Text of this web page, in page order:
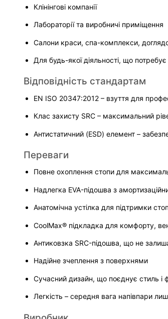
Клінінгові компанії
Лабораторії та виробничі приміщення
Салони краси, спа-комплекси,
Для будь-якої діяльності, що
Відповідність стандартам
EN ISO 20347:2012 – взуття для
Клас захисту SRC – максимальний
Антистатичний (ESD) елемент –
Переваги
Повне охоплення стопи для
Надлегка EVA-підошва з
Анатомічна устілка для підтримки
CoolMax® підкладка для комфорту,
Антиковзка SRC-підошва, що не
Надійне зчеплення з поверхнями
Сучасний дизайн, що поєднує стиль і
Легкість – середня вага напівпари